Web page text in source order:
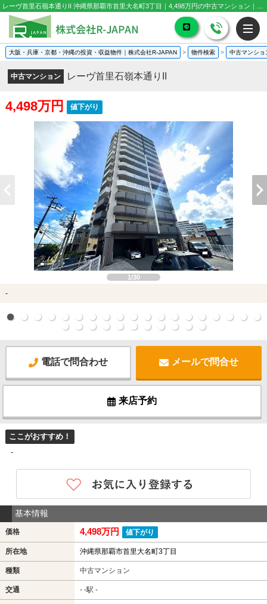
大阪・兵庫・京都・沖縄の投資・収益物件｜株式会社R-JAPAN > 物件検索 > 中古マンショ
中古マンション レーヴ首里石嶺本通りII
4,498万円 値下がり
1/30
-
電話で問合わせ メールで問合せ
来店予約
ここがおすすめ！
-
基本情報
価格 4,498万円 値下がり
所在地 沖縄県那覇市首里大名町3丁目
種類 中古マンション
交通 - -駅 -